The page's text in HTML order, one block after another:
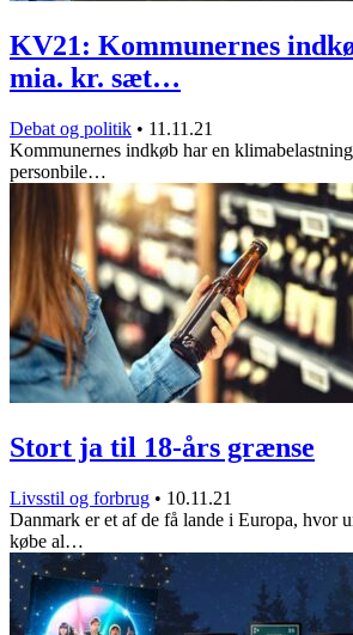
KV21: Kommunernes
mia. kr. sæt…
Debat og politik • 11.11.21
Kommunernes indkøb har en
personbile…
Stort ja til 18-års grænse
Livsstil og forbrug • 10.11.21
Danmark er et af de få lande i Europa, hvor
købe al…